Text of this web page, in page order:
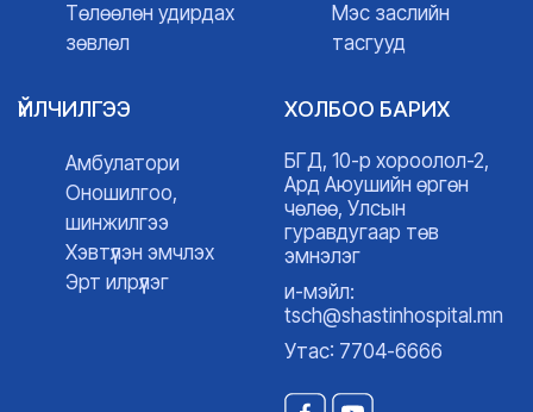
Төлөөлөн удирдах
зөвлөл
Мэс заслийн
тасгууд
ҮЙЛЧИЛГЭЭ
Амбулатори
Оношилгоо,
шинжилгээ
Хэвтүүлэн эмчлэх
Эрт илрүүлэг
ХОЛБОО БАРИХ
БГД, 10-р хороолол-2,
Ард Аюушийн өргөн
чөлөө, Улсын
гуравдугаар төв
эмнэлэг
и-мэйл:
tsch@shastinhospital.mn
Утас: 7704-6666